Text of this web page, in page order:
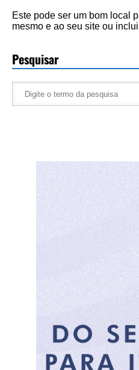
Este pode ser um bom local
mesmo e ao seu site ou
Pesquisar